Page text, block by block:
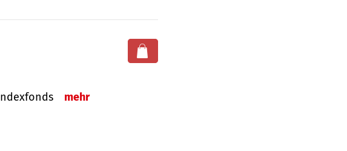
mehr